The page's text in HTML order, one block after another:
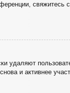
свяжитесь с
удаляют
и активнее